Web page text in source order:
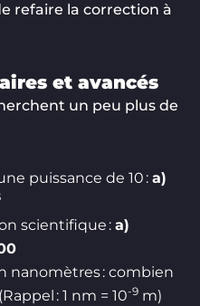
refaire la correction à
et avancés
un peu plus de
puissance de 10 : a)
scientifique : a)
nanomètres : combien
: 1 nm = 10-9 m)